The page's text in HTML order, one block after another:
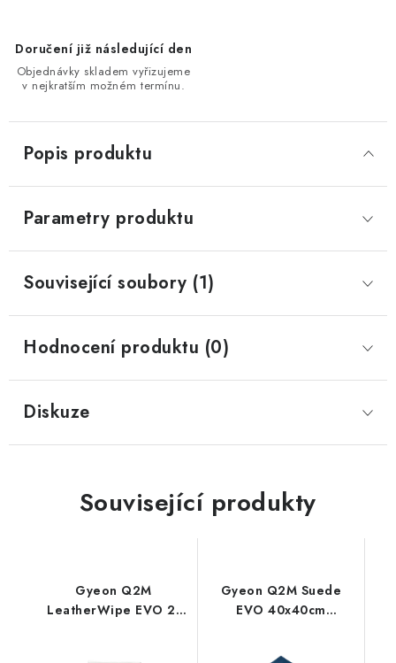
Doručení již následující den
Objednávky skladem vyřizujeme
v nejkratším možném termínu.
Popis produktu
Parametry produktu
Související soubory (1)
Hodnocení produktu (0)
Diskuze
Související produkty
Gyeon Q2M
LeatherWipe EVO 2-
Gyeon Q2M Suede
EVO 40x40cm